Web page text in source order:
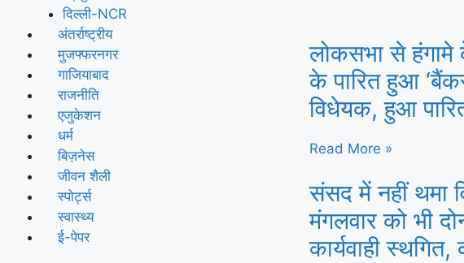
दिल्ली-NCR
अंतर्राष्ट्रीय
मुजफ्फरनगर
गाजियाबाद
राजनीति
एजुकेशन
धर्म
बिज़नेस
जीवन शैली
स्पोर्ट्स
स्वास्थ्य
ई-पेपर
लोकसभा से हंगामे
के पारित हुआ
विधेयक, हुआ
Read More »
संसद में नहीं थमा
मंगलवार को भी
कार्यवाही